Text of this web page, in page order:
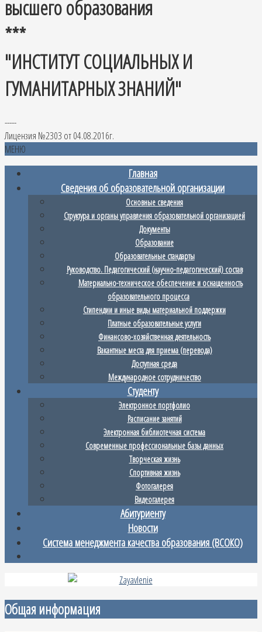
высшего образования
***
"ИНСТИТУТ СОЦИАЛЬНЫХ И
ГУМАНИТАРНЫХ ЗНАНИЙ"
-----
Лицензия №2303 от 04.08.2016г.
МЕНЮ
Главная
Сведения об образовательной организации
Основные сведения
Структура и органы управления образовательной организацией
Документы
Образование
Образовательные стандарты
Руководство. Педагогический (научно-педагогический) состав
Материально-техническое обеспечение и оснащенность
образовательного процесса
Стипендии и иные виды материальной поддержки
Платные образовательные услуги
Финансово-хозяйственная деятельность
Вакантные места для приема (перевода)
Доступная среда
Международное сотрудничество
Студенту
Электронное портфолио
Расписание занятий
Электронная библиотечная система
Современные профессиональные базы данных
Творческая жизнь
Спортивная жизнь
Фотогалерея
Видеогалерея
Абитуриенту
Новости
Система менеджмента качества образования (ВСОКО)
Общая информация